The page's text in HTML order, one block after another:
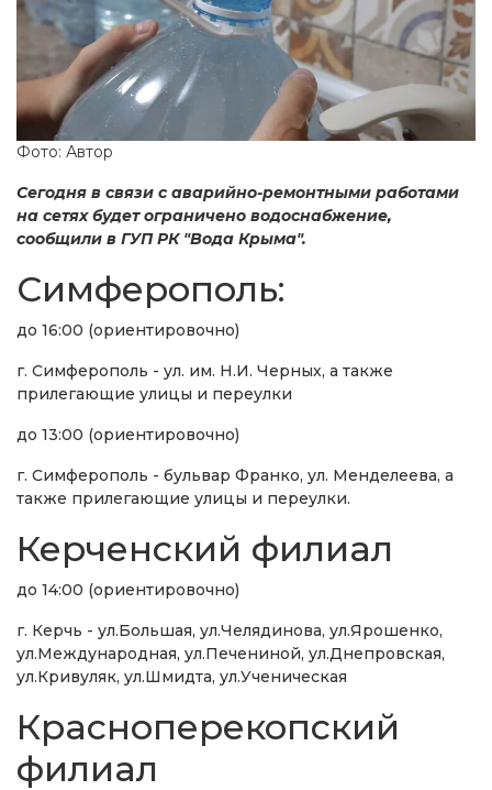
Фото: Автор
Сегодня в связи с аварийно-ремонтными работами
на сетях будет ограничено водоснабжение,
сообщили в ГУП РК "Вода Крыма".
Симферополь:
до 16:00 (ориентировочно)
г. Симферополь - ул. им. Н.И. Черных, а также
прилегающие улицы и переулки
до 13:00 (ориентировочно)
г. Симферополь - бульвар Франко, ул. Менделеева, а
также прилегающие улицы и переулки.
Керченский филиал
до 14:00 (ориентировочно)
г. Керчь - ул.Большая, ул.Челядинова, ул.Ярошенко,
ул.Международная, ул.Печениной, ул.Днепровская,
ул.Кривуляк, ул.Шмидта, ул.Ученическая
Красноперекопский
филиал